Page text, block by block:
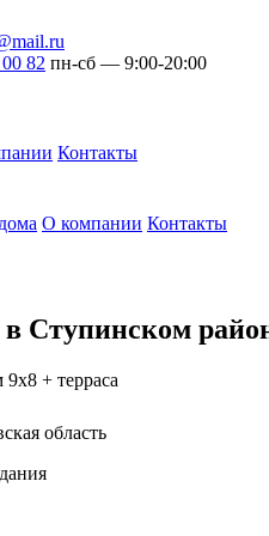
82 пн-сб — 9:00-20:00
Контакты
О компании Контакты
Ступинском
+ терраса
область